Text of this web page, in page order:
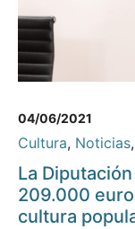
04/06/2021
Cultura, Noticias,
La
209.000
cultura